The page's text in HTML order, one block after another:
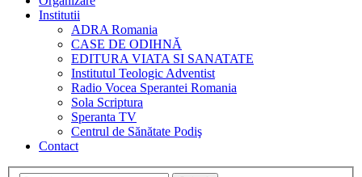
Institutii
ADRA Romania
CASE DE ODIHNĂ
EDITURA VIATA SI SANATATE
Institutul Teologic Adventist
Radio Vocea Sperantei Romania
Sola Scriptura
Speranta TV
Centrul de Sănătate Podiş
Contact